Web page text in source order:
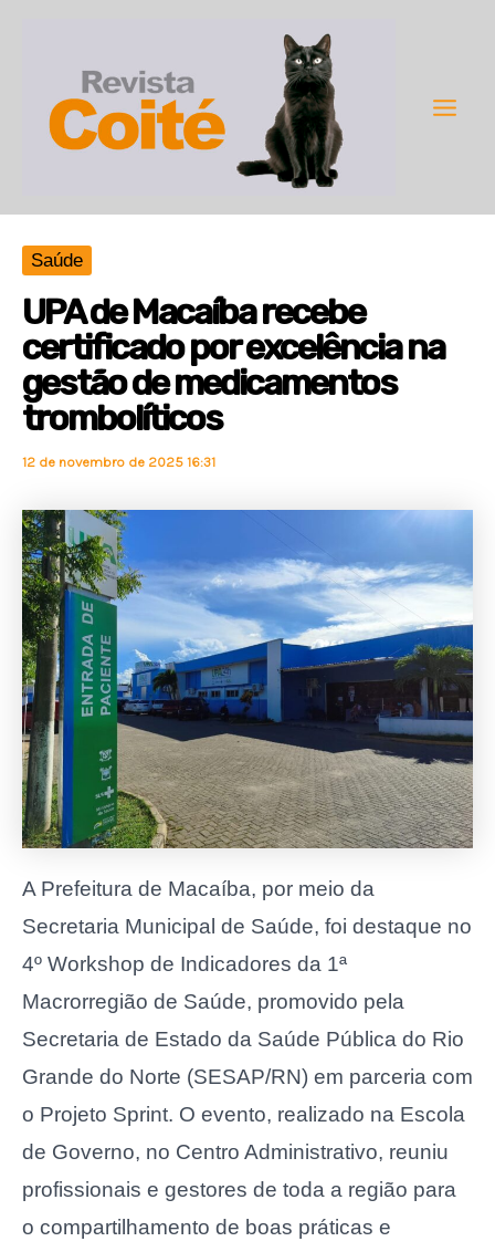
conteúdo
Saúde
UPA de Macaíba recebe
certificado por excelência na
gestão de medicamentos
trombolíticos
12 de novembro de 2025 16:31
A Prefeitura de Macaíba, por meio da
Secretaria Municipal de Saúde, foi destaque no
4º Workshop de Indicadores da 1ª
Macrorregião de Saúde, promovido pela
Secretaria de Estado da Saúde Pública do Rio
Grande do Norte (SESAP/RN) em parceria com
o Projeto Sprint. O evento, realizado na Escola
de Governo, no Centro Administrativo, reuniu
profissionais e gestores de toda a região para
o compartilhamento de boas práticas e